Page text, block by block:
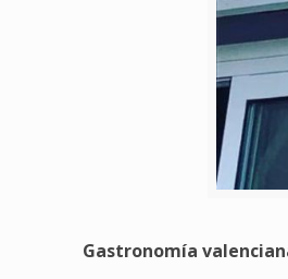
Gastronomía